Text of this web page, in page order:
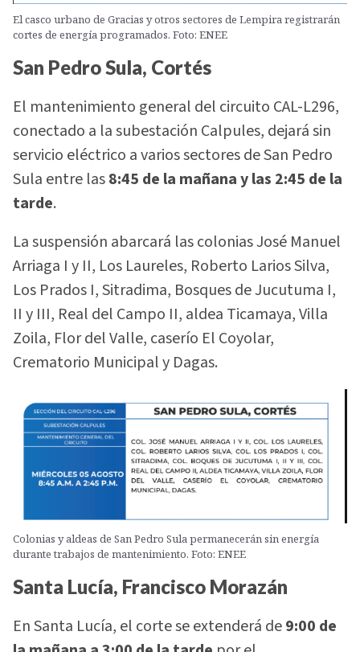
El casco urbano de Gracias y otros sectores de Lempira registrarán
cortes de energía programados. Foto: ENEE
San Pedro Sula, Cortés
El mantenimiento general del circuito CAL-L296,
conectado a la subestación Calpules, dejará sin
servicio eléctrico a varios sectores de San Pedro
Sula entre las8:45 de la mañana y las 2:45 de la
tarde.
La suspensión abarcará las colonias José Manuel
Arriaga I y II, Los Laureles, Roberto Larios Silva,
Los Prados I, Sitradima, Bosques de Jucutuma I,
II y III, Real del Campo II, aldea Ticamaya, Villa
Zoila, Flor del Valle, caserío El Coyolar,
Crematorio Municipal y Dagas.
Colonias y aldeas de San Pedro Sula permanecerán sin energía
durante trabajos de mantenimiento. Foto: ENEE
Santa Lucía, Francisco Morazán
En Santa Lucía, el corte se extenderá de9:00 de